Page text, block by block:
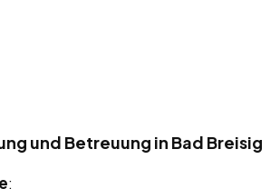
und Betreuung in Bad Breisig
: